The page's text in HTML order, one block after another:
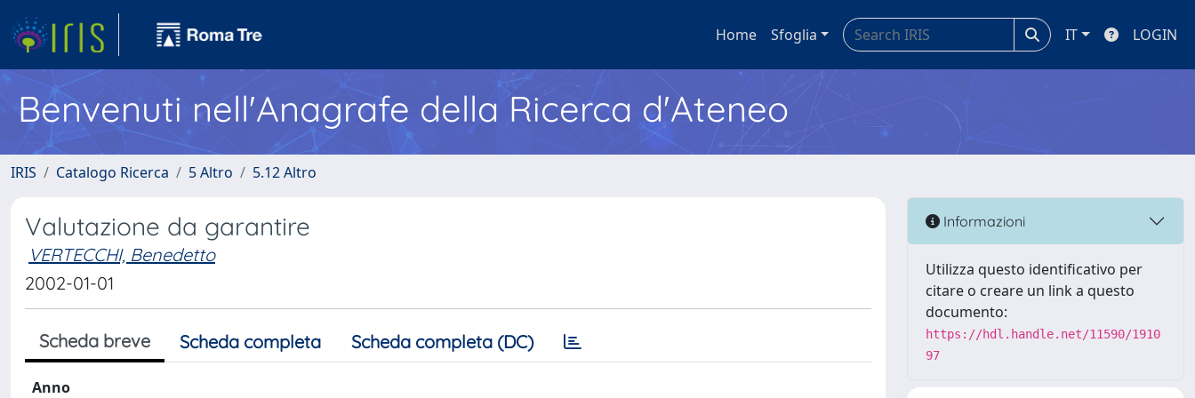
Home Sfoglia IT LOGIN
Benvenuti nell'Anagrafe della Ricerca d'Ateneo
IRIS Catalogo Ricerca 5 Altro 5.12 Altro
Valutazione da garantire
VERTECCHI, Benedetto
2002-01-01
Scheda breve Scheda completa Scheda completa (DC)
Anno
Informazioni
Utilizza questo identificativo per
citare o creare un link a questo
documento:
https://hdl.handle.net/11590/1910
97